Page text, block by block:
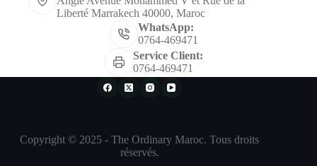
Liberté Marrakech 40000, Maroc
WhatsApp:
0764-469471
Service Client:
0764-469471
Copyright © 2025 - The Ordinary Maroc. Tous droits
réservés.